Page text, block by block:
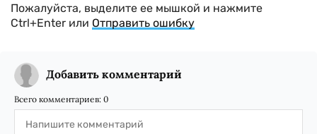
Пожалуйста, выделите ее мышкой и нажмите
Ctrl+Enter или Отправить ошибку
Добавить комментарий
Всего комментариев: 0